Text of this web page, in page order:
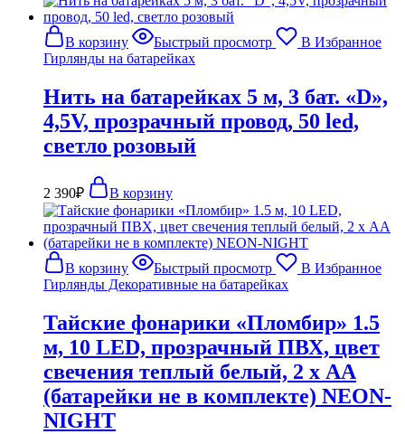
В корзину Быстрый просмотр
В Избранное
Гирлянды на батарейках
Нить на батарейках 5 м, 3 бат. «D»,
4,5V, прозрачный провод, 50 led,
светло розовый
2 390₽ В корзину
В корзину Быстрый просмотр
В Избранное
Гирлянды Декоративные на батарейках
Тайские фонарики «Пломбир» 1.5
м, 10 LED, прозрачный ПВХ, цвет
свечения теплый белый, 2 х АА
(батарейки не в комплекте) NEON-
NIGHT